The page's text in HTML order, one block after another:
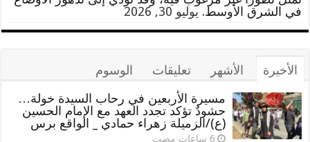
في الشرق الأوسط. يوليو 30, 2026
الأخيرة الأشهر تعليقات
الوسوم
مسيرة الأربعين في رحاب السيدة خولة…
حشودٌ تؤكد تجدد العهد مع الإمام الحسين
(ع)/الزميلة زهراء حمادي _ الواقع برس